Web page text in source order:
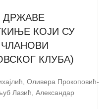
ДРЖАВЕ
КОЈИ СУ
КЛУБА)
Оливера Прокоповић-
Лазић, Александар